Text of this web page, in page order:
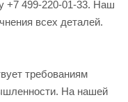
+7 499-220-01-33. Наш
всех деталей.
требованиям
На нашей